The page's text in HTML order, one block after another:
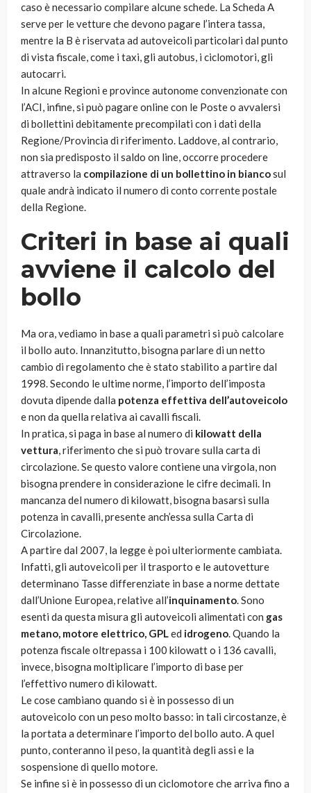
caso è necessario compilare alcune schede. La Scheda A
serve per le vetture che devono pagare l’intera tassa,
mentre la B è riservata ad autoveicoli particolari dal punto
di vista fiscale, come i taxi, gli autobus, i ciclomotori, gli
autocarri.
In alcune Regioni e province autonome convenzionate con
l’ACI, infine, si può pagare online con le Poste o avvalersi
di bollettini debitamente precompilati con i dati della
Regione/Provincia di riferimento. Laddove, al contrario,
non sia predisposto il saldo on line, occorre procedere
attraverso la compilazione di un bollettino in biancosul
quale andrà indicato il numero di conto corrente postale
della Regione.
Criteri in base ai quali
avviene il calcolo del
bollo
Ma ora, vediamo in base a quali parametri si può calcolare
il bollo auto. Innanzitutto, bisogna parlare di un netto
cambio di regolamento che è stato stabilito a partire dal
1998. Secondo le ultime norme, l’importo dell’imposta
dovuta dipende dalla potenza effettiva dell’autoveicolo
e non da quella relativa ai cavalli fiscali.
In pratica, si paga in base al numero di kilowatt della
vettura, riferimento che si può trovare sulla carta di
circolazione. Se questo valore contiene una virgola, non
bisogna prendere in considerazione le cifre decimali. In
mancanza del numero di kilowatt, bisogna basarsi sulla
potenza in cavalli, presente anch’essa sulla Carta di
Circolazione.
A partire dal 2007, la legge è poi ulteriormente cambiata.
Infatti, gli autoveicoli per il trasporto e le autovetture
determinano Tasse differenziate in base a norme dettate
dall’Unione Europea, relative all’inquinamento. Sono
esenti da questa misura gli autoveicoli alimentati con gas
metano, motore elettrico, GPLed idrogeno. Quando la
potenza fiscale oltrepassa i 100 kilowatt o i 136 cavalli,
invece, bisogna moltiplicare l’importo di base per
l’effettivo numero di kilowatt.
Le cose cambiano quando si è in possesso di un
autoveicolo con un peso molto basso: in tali circostanze, è
la portata a determinare l’importo del bollo auto. A quel
punto, conteranno il peso, la quantità degli assi e la
sospensione di quello motore.
Se infine si è in possesso di un ciclomotore che arriva fino a